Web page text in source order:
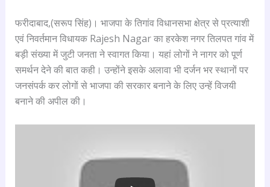
फरीदाबाद,(सरूप सिंह)। भाजपा के तिगांव विधानसभा क्षेत्र से प्रत्याशी
एवं निवर्तमान विधायक Rajesh Nagar का हरकेश नगर तिलपत गांव में
बड़ी संख्या में जुटी जनता ने स्वागत किया। यहां लोगों ने नागर को पूर्ण
समर्थन देने की बात कही। उन्होंने इसके अलावा भी दर्जन भर स्थानों पर
जनसंपर्क कर लोगों से भाजपा की सरकार बनाने के लिए उन्हें विजयी
बनाने की अपील की।